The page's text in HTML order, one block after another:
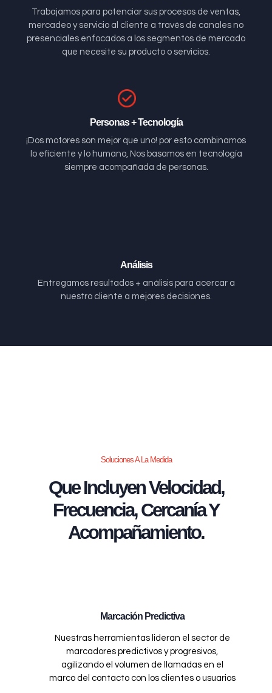
Trabajamos para potenciar sus procesos de ventas,
mercadeo y servicio al cliente a través de canales no
presenciales enfocados a los segmentos de mercado
que necesite su producto o servicios.
Personas + Tecnología
¡Dos motores son mejor que uno! por esto combinamos
lo eficiente y lo humano, Nos basamos en tecnología
siempre acompañada de personas.
Análisis
Entregamos resultados + análisis para acercar a
nuestro cliente a mejores decisiones.
Soluciones A La Medida
Que Incluyen Velocidad,
Frecuencia, Cercanía Y
Acompañamiento.
Marcación Predictiva
Nuestras herramientas lideran el sector de
marcadores predictivos y progresivos,
agilizando el volumen de llamadas en el
marco del contacto con los clientes o usuarios